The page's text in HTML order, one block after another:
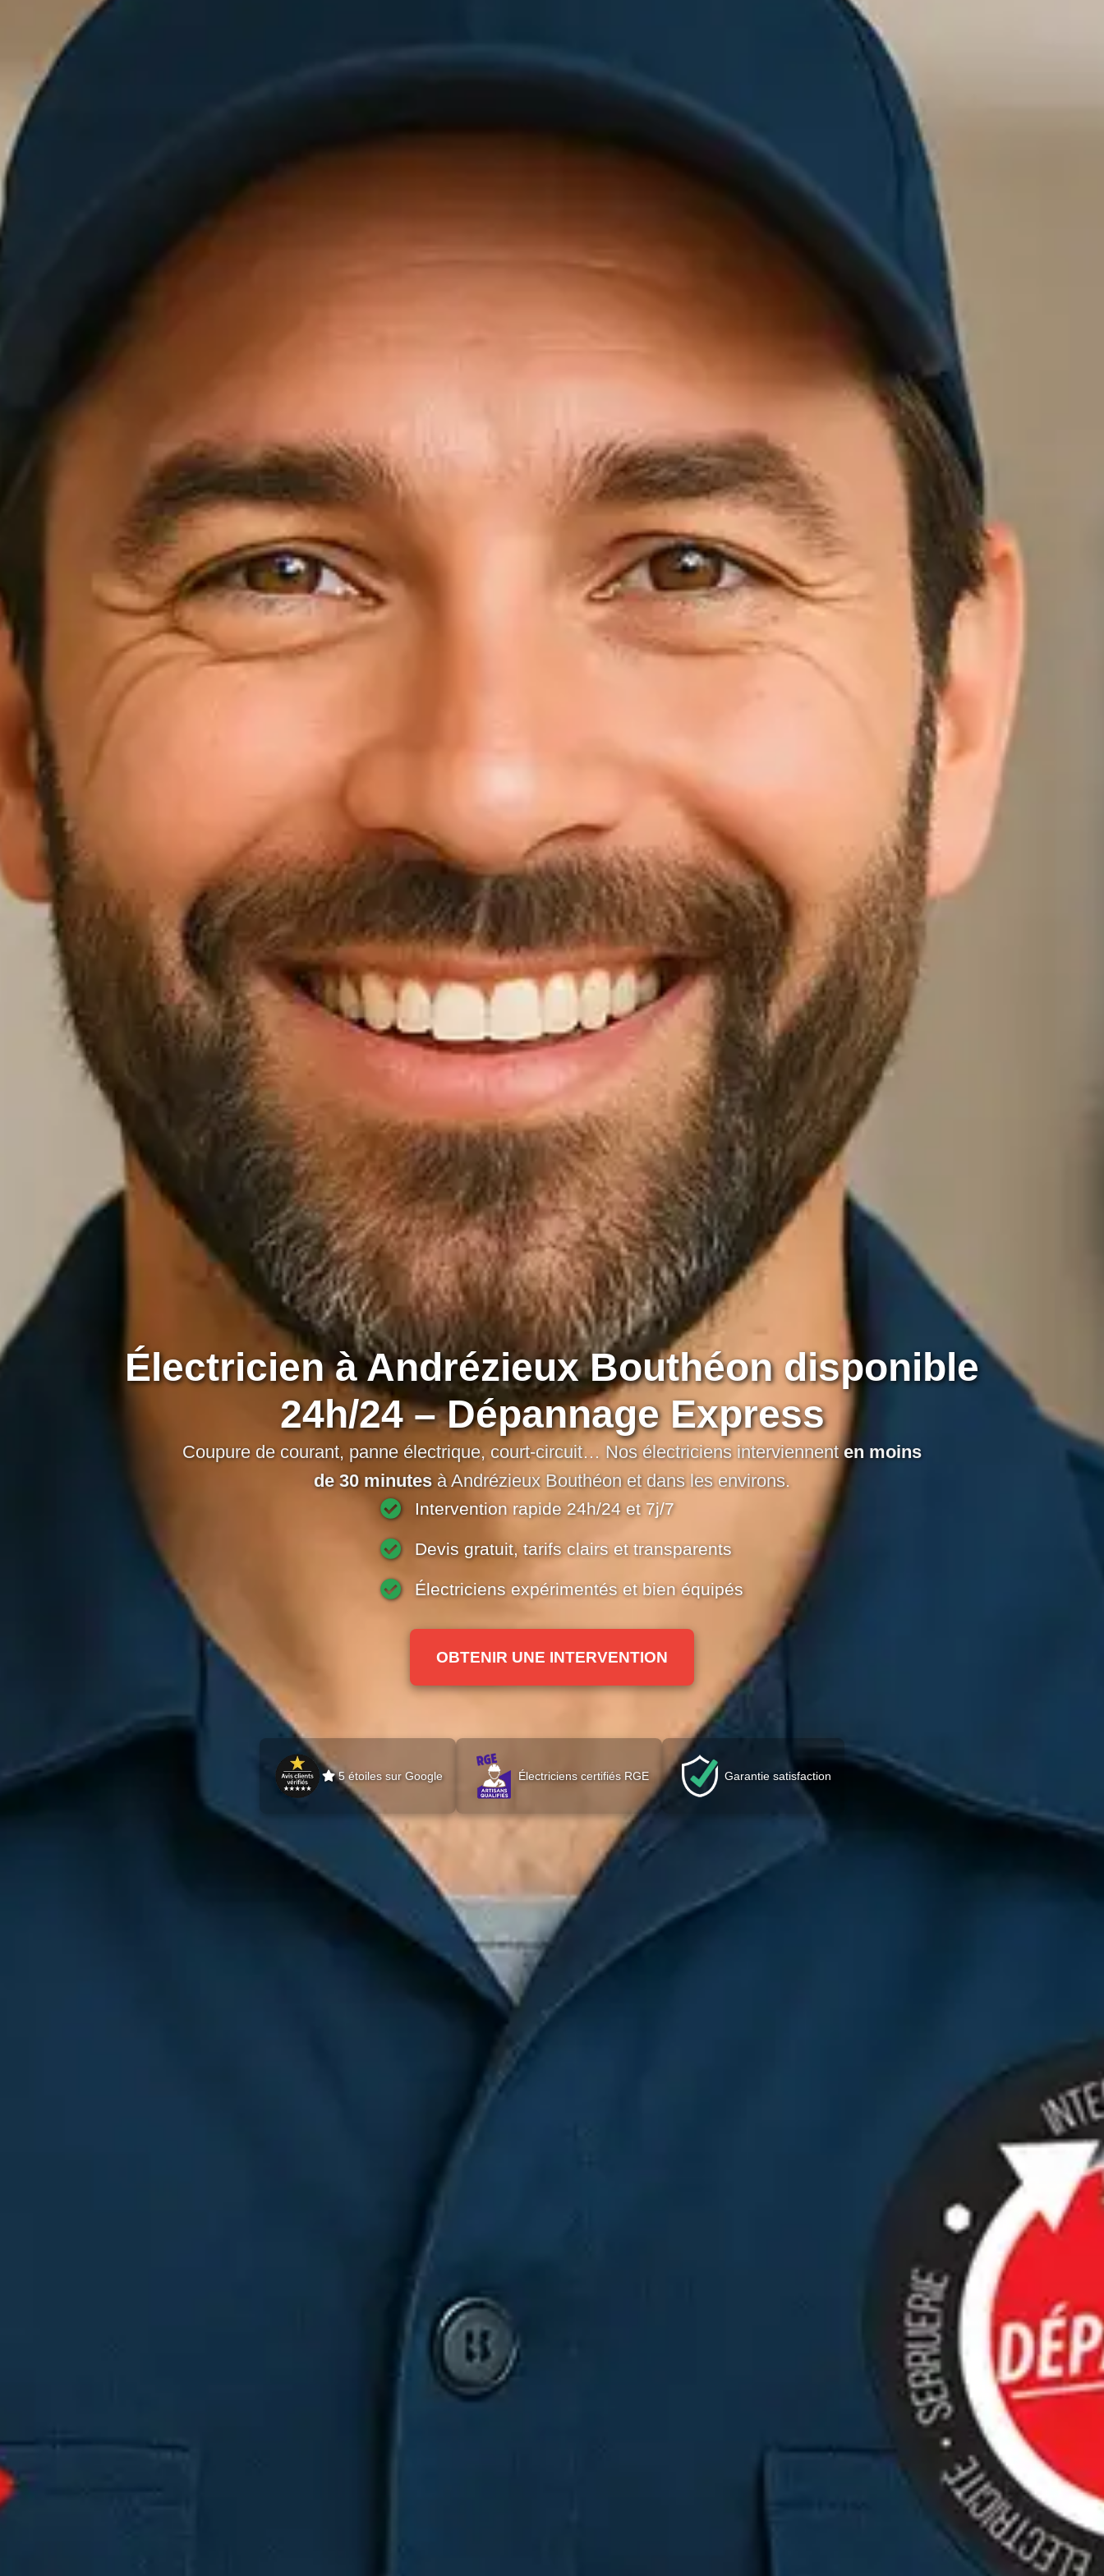
Électricien à Andrézieux Bouthéon disponible
24h/24 – Dépannage Express
Coupure de courant, panne électrique, court-circuit… Nos électriciens interviennenten moins
de 30 minutesà Andrézieux Bouthéon et dans les environs.
Intervention rapide 24h/24 et 7j/7
Devis gratuit, tarifs clairs et transparents
Électriciens expérimentés et bien équipés
OBTENIR UNE INTERVENTION
5 étoiles sur Google Électriciens certifiés RGE Garantie satisfaction